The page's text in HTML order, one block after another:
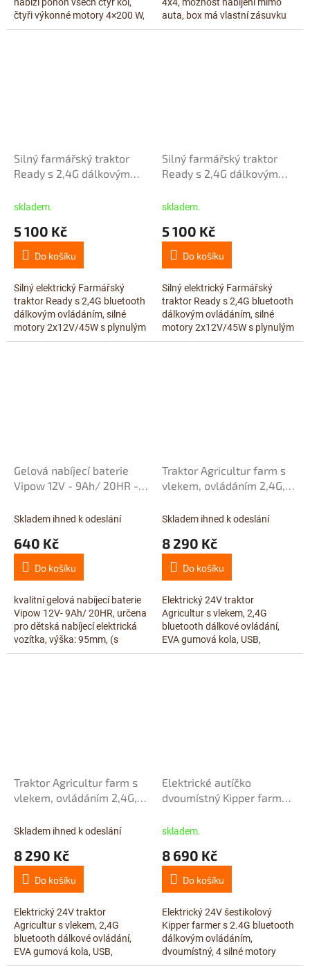
čtyři výkonné motory 4×200 W,
baterii s vysokou kapacitou
auta, box má vlastní zásuvku
pro nabíjení, náhradní box
Silný farmářský traktor
Ready s 2,4G dálkovým
12V/14Ah, modrý
skladem.
5 100 Kč
Do košíku
Silný elektrický Farmářský
traktor Ready s 2,4G bluetooth
dálkovým ovládáním, silné
motory 2x12V/45W s plynulým
rozjezdem, baterie 12V/14Ah,
Silný farmářský traktor
Ready s 2,4G dálkovým
12V/14Ah, červený
skladem.
5 100 Kč
Do košíku
Silný elektrický Farmářský
traktor Ready s 2,4G bluetooth
dálkovým ovládáním, silné
motory 2x12V/45W s plynulým
rozjezdem, baterie 12V/14Ah,
Gelová nabíjecí baterie
Vipow 12V - 9Ah/ 20HR -
Skladem ihned k odeslání
640 Kč
Do košíku
kvalitní gelová nabíjecí baterie
Vipow 12V- 9Ah/ 20HR, určena
pro dětská nabíjecí elektrická
vozítka, výška: 95mm, (s
konektory 100mm), šířka:
Traktor Agricultur farm s
vlekem, ovládáním 2,4G,
2x200W, zelený
Skladem ihned k odeslání
8 290 Kč
Do košíku
Elektrický 24V traktor
Agricultur s vlekem, 2,4G
bluetooth dálkové ovládání,
EVA gumová kola, USB,
voltmetr, LED osvětlení,
Traktor Agricultur farm s
vlekem, ovládáním 2,4G,
2x200W, červený
Skladem ihned k odeslání
8 290 Kč
Do košíku
Elektrický 24V traktor
Agricultur s vlekem, 2,4G
bluetooth dálkové ovládání,
EVA gumová kola, USB,
Elektrické autíčko
dvoumístný Kipper farmer
24V/7Ah, motory 4x120W,
skladem.
8 690 Kč
Do košíku
Elektrický 24V šestikolový
Kipper farmer s 2.4G bluetooth
dálkovým ovládáním,
dvoumístný, 4 silné motory